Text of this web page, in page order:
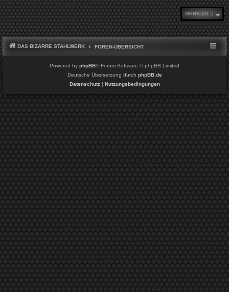
GEHE ZU
DAS BIZARRE STAHLWERK FOREN-ÜBERSICHT
Powered by phpBB® Forum Software © phpBB Limited
Deutsche Übersetzung durch phpBB.de
Datenschutz| Nutzungsbedingungen